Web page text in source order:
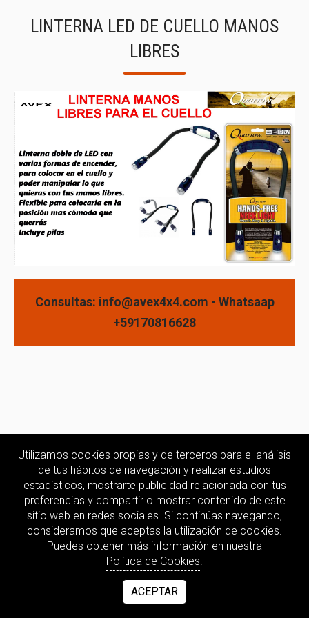
LINTERNA LED DE CUELLO MANOS
LIBRES
Consultas: info@avex4x4.com - Whatsaap
+59170816628
Utilizamos cookies propias y de terceros para el análisis
de tus hábitos de navegación y realizar estudios
estadísticos, mostrarte publicidad relacionada con tus
preferencias y compartir o mostrar contenido de este
sitio web en redes sociales. Si continúas navegando,
consideramos que aceptas la utilización de cookies.
Puedes obtener más información en nuestra
Política de Cookies.
ACEPTAR